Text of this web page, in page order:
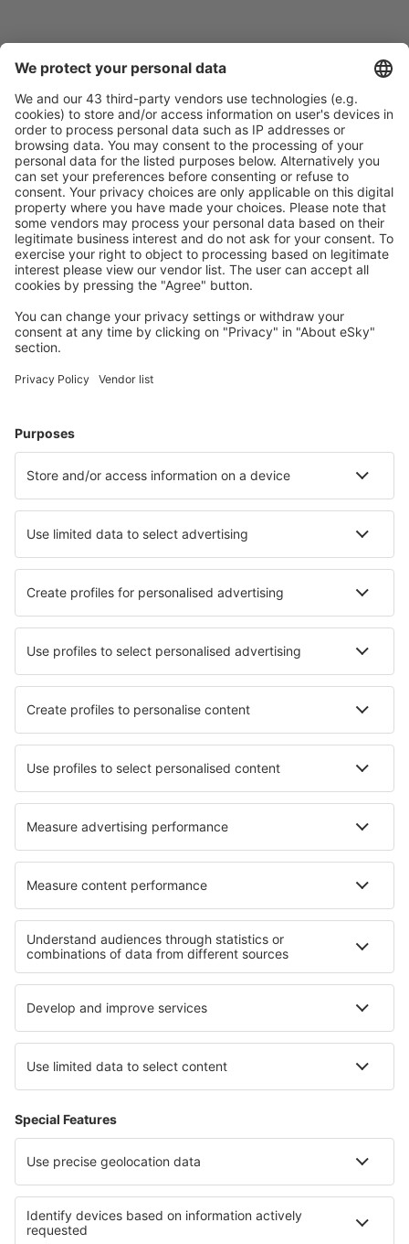
Ricerca rapida e semplice
Pianifica in sicurezza
Prenotazione senza pensieri con possibilità di
cancellazione gratuita.
Risparmia di più
Prezzi attraenti e offerte speciali per gli utenti registrati.
Scegli tra oltre 1,3 milioni di strutture: hotel, lodge,
appartamenti e altri.
Hotel in Francia - Città popolari
Hotel in Le Cap d`Agde Hotel a Parigi Hotel a Le Havre
Hotel in Arles Hotel in Berck-sur-Mer
I migliori hotel - città
Hotel in Neustadt am Rennsteig Hotel Alcudia De Veo
Hotel in Valdemarsvik Hotel in Elizondo
Hotel in Mc Kinney Hotel in Itajubá Hotel a Badajoz
I migliori hotel - zone
Hotel nella Lorena Hotel nelle Menuires
Hotel a Meribel-les-Allues Hotel a La Plagne
Hotel nella Riviera francese Hotel in Liguria
Hotel in Algarve Hotel a Parco nazionale Wigry
Hotel nell''Ötztal Hotel a Tyresta National Park